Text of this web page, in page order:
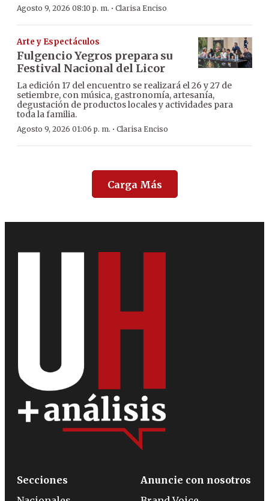
Agosto 9, 2026 08:10 p. m. · Clarisa Enciso
Arte y Espectáculos
Fulgencio Yegros prepara su
Festival Nacional del Licor
La edición 17 del encuentro se realizará el 26 y 27 de
setiembre, con música, gastronomía, artesanía,
degustación de productos locales y actividades para
toda la familia.
Agosto 9, 2026 01:06 p. m. · Clarisa Enciso
Carga Más
Secciones
Anuncie con nosotros